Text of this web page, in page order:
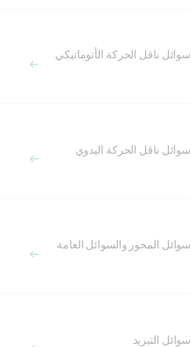
سوائل ناقل الحركة الأتوماتيكي
سوائل ناقل الحركة اليدوي
سوائل المحور والسوائل العامة
سوائل التبريد